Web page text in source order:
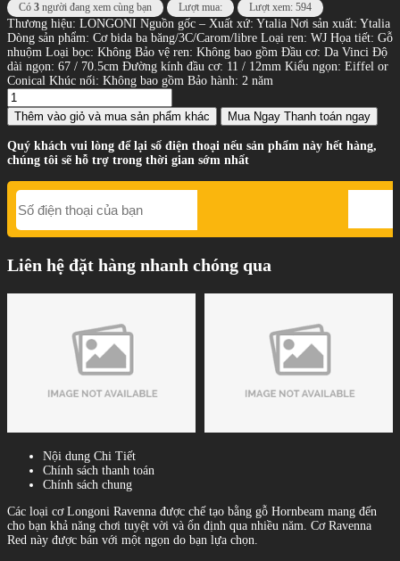
Có 3 người đang xem cùng bạn Lượt mua: Lượt xem: 594
Thương hiệu: LONGONI Nguồn gốc – Xuất xứ: Ytalia Nơi sản xuất: Ytalia
Dòng sản phẩm: Cơ bida ba băng/3C/Carom/libre Loại ren: WJ Họa tiết: Gỗ
nhuộm Loại bọc: Không Bảo vệ ren: Không bao gồm Đầu cơ: Da Vinci Độ
dài ngọn: 67 / 70.5cm Đường kính đầu cơ: 11 / 12mm Kiểu ngọn: Eiffel or
Conical Khúc nối: Không bao gồm Bảo hành: 2 năm
Thêm vào giỏ và mua sản phẩm khác Mua Ngay Thanh toán ngay
Quý khách vui lòng để lại số điện thoại nếu sản phẩm này hết hàng,
chúng tôi sẽ hỗ trợ trong thời gian sớm nhất
Liên hệ đặt hàng nhanh chóng qua
Nội dung Chi Tiết
Chính sách thanh toán
Chính sách chung
Các loại cơ Longoni Ravenna được chế tạo bằng gỗ Hornbeam mang đến
cho bạn khả năng chơi tuyệt vời và ổn định qua nhiều năm. Cơ Ravenna
Red này được bán với một ngọn do bạn lựa chọn.